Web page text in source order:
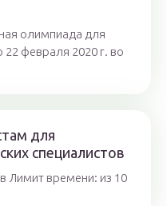
олимпиада для
февраля 2020 г. во
для
специалистов
Лимит времени: из 10